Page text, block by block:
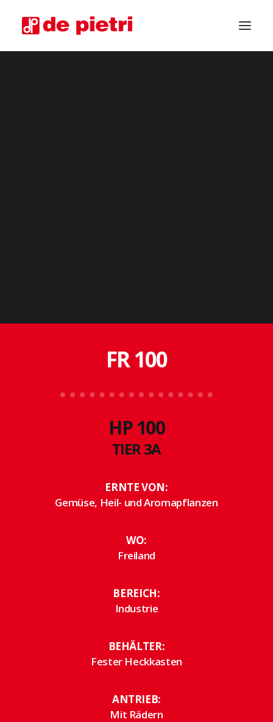
FR 100
HP 100
TIER 3A
ERNTE VON:
Gemüse, Heil- und Aromapflanzen
WO:
Freiland
BEREICH:
Industrie
BEHÄLTER:
Fester Heckkasten
ANTRIEB:
Mit Rädern